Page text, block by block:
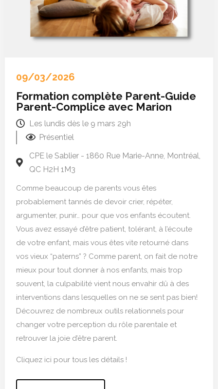
09/03/2026
Formation complète Parent-Guide
Parent-Complice avec Marion
Les lundis dès le 9 mars 29h
Présentiel
CPE le Sablier - 1860 Rue Marie-Anne, Montréal,
QC H2H 1M3
Comme beaucoup de parents vous êtes
probablement tannés de devoir crier, répéter,
argumenter, punir… pour que vos enfants écoutent.
Vous avez essayé d’être patient, tolérant, à l’écoute
de votre enfant, mais vous êtes vite retourné dans
vos vieux “paterns” ? Comme parent, on fait de notre
mieux pour tout donner à nos enfants, mais trop
souvent, la culpabilité vient nous envahir dû à des
interventions dans lesquelles on ne se sent pas bien!
Découvrez de nombreux outils relationnels pour
changer votre perception du rôle parentale et
retrouver la joie d’être parent.
Cliquez ici pour tous les détails !